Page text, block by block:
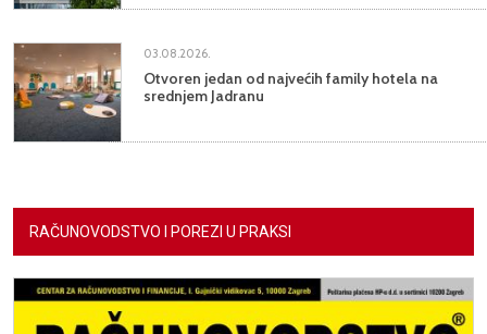
03.08.2026.
Otvoren jedan od najvećih family hotela na
srednjem Jadranu
RAČUNOVODSTVO I POREZI U PRAKSI